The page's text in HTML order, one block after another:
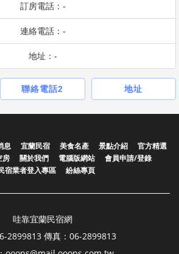
訂房電話：-
連絡電話：-
地址：-
聯絡電話2 地址
息 宜蘭民宿 美食名產 景點介紹
官方精選
房 關於我們 電腦版網站
會員申請/登錄
宿業者登入專區
紛絲專頁
哇靠宜蘭民宿網
2899813 傳真：06-2899813